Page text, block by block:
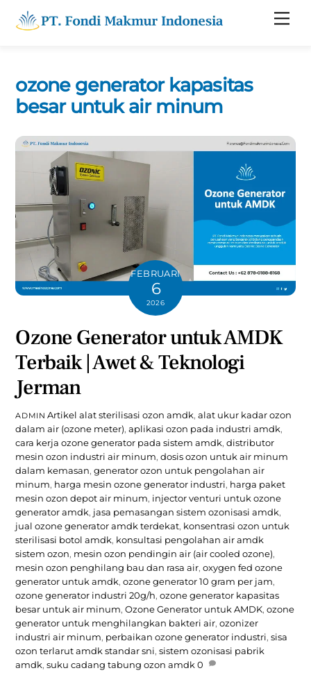
ozone generator kapasitas
besar untuk air minum
FEBRUARI
6
2026
Ozone Generator untuk AMDK
Terbaik | Awet & Teknologi
Jerman
ADMIN Artikel alat sterilisasi ozon amdk,alat ukur kadar ozon
dalam air (ozone meter),aplikasi ozon pada industri amdk,
cara kerja ozone generator pada sistem amdk,distributor
mesin ozon industri air minum,dosis ozon untuk air minum
dalam kemasan,generator ozon untuk pengolahan air
minum, harga mesin ozone generator industri, harga paket
mesin ozon depot air minum, injector venturi untuk ozone
generator amdk, jasa pemasangan sistem ozonisasi amdk,
jual ozone generator amdk terdekat, konsentrasi ozon untuk
sterilisasi botol amdk, konsultasi pengolahan air amdk
sistem ozon, mesin ozon pendingin air (air cooled ozone),
mesin ozon penghilang bau dan rasa air,oxygen fed ozone
generator untuk amdk,ozone generator 10 gram per jam,
ozone generator industri 20g/h,ozone generator kapasitas
besar untuk air minum,Ozone Generator untuk AMDK,ozone
generator untuk menghilangkan bakteri air,ozonizer
industri air minum, perbaikan ozone generator industri,sisa
ozon terlarut amdk standar sni,sistem ozonisasi pabrik
amdk,suku cadang tabung ozon amdk 0